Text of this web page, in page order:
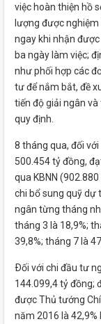
việc hoàn thiện hồ
lượng được
ngay khi nhận
ba ngày làm việc;
như phối hợp các
tư để nắm bắt, đề
tiến độ giải ngân
quy định.
8 tháng qua, đối
500.454 tỷ đồng,
qua KBNN
chi bổ sung quỹ dự
ngân từng tháng
tháng 3 là 18,9%;
39,8%; tháng 7 là
Ðối với chi đầu tư
144.099,4 tỷ đồng;
được Thủ tướng
năm 2016 là 42,9%